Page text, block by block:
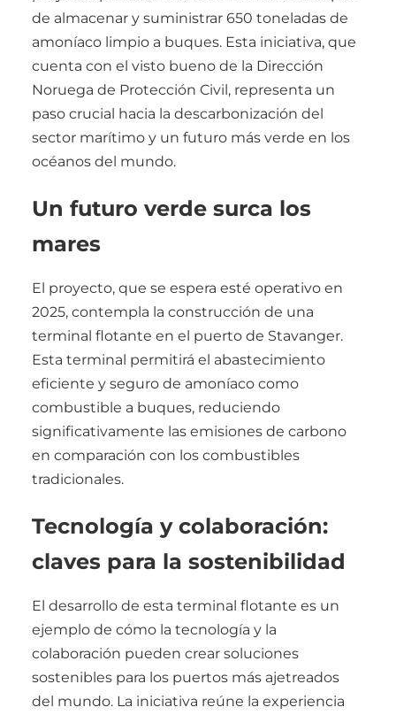
de almacenar y suministrar 650 toneladas de
amoníaco limpio a buques. Esta iniciativa, que
cuenta con el visto bueno de la Dirección
Noruega de Protección Civil, representa un
paso crucial hacia la descarbonización del
sector marítimo y un futuro más verde en los
océanos del mundo.
Un futuro verde surca los
mares
El proyecto, que se espera esté operativo en
2025, contempla la construcción de una
terminal flotante en el puerto de Stavanger.
Esta terminal permitirá el abastecimiento
eficiente y seguro de amoníaco como
combustible a buques, reduciendo
significativamente las emisiones de carbono
en comparación con los combustibles
tradicionales.
Tecnología y colaboración:
claves para la sostenibilidad
El desarrollo de esta terminal flotante es un
ejemplo de cómo la tecnología y la
colaboración pueden crear soluciones
sostenibles para los puertos más ajetreados
del mundo. La iniciativa reúne la experiencia